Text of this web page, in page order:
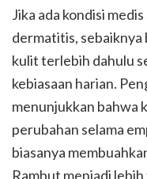
Jika ada kondisi
dermatitis,
kulit terlebih dahulu
kebiasaan harian.
menunjukkan bahwa
perubahan selama
biasanya
Rambut menjadi